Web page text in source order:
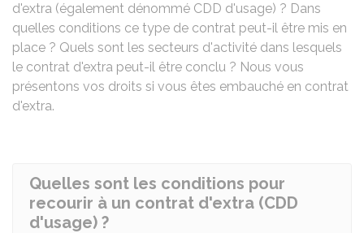
d'extra (également dénommé CDD d'usage) ? Dans
quelles conditions ce type de contrat peut-il être mis en
place ? Quels sont les secteurs d'activité dans lesquels
le contrat d'extra peut-il être conclu ? Nous vous
présentons vos droits si vous êtes embauché en contrat
d'extra.
Quelles sont les conditions pour
recourir à un contrat d'extra (CDD
d'usage) ?